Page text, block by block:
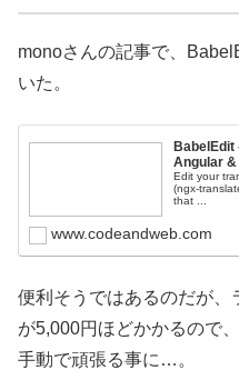
monoさんの記事で、
いた。
Angular
Edit your
(ngx-
that ...
www.codeandweb.com
便利そうではあるのだが、
が5,000円ほどかかるので
手動で頑張る事に…。